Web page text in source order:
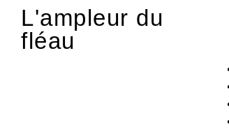
L'ampleur du
fléau